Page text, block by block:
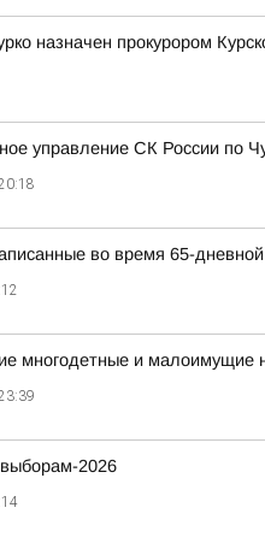
назначен прокурором
управление СК России по
во время 65-
многодетные и малоимущие
2026